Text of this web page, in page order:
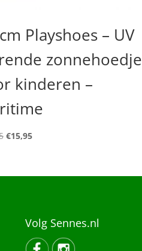
Playshoes – UV
zonnehoedje
kinderen –
Oorspronkelijke
€18,95.
€15,95Huidige
€15,95.
Volg Sennes.nl